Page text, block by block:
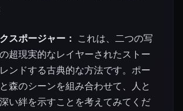
スポージャー： これは、二つの写
超現実的なレイヤーされたストー
ンドする古典的な方法です。ポー
森のシーンを組み合わせて、人と
い絆を示すことを考えてみてくだ